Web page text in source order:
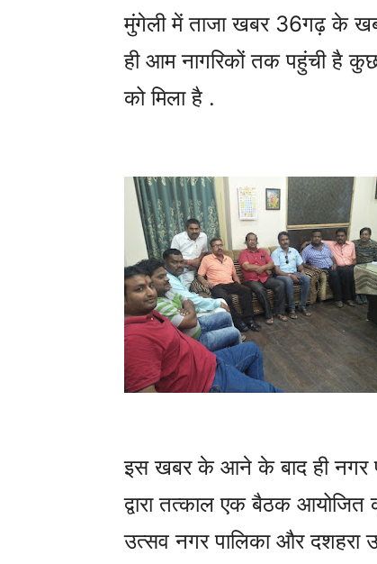
मुंगेली में ताजा खबर 36गढ़ के
ही आम नागरिकों तक पहुंची है
को मिला है .
इस खबर के आने के बाद ही नगर
द्वारा तत्काल एक बैठक आयोजित
उत्सव नगर पालिका और दशहरा